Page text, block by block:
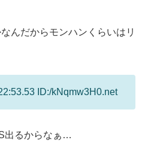
んだからモンハンくらいはリ
ID:/kNqmw3H0.net
出るからなぁ…